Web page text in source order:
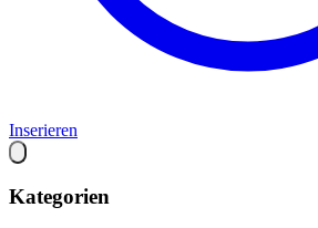
Inserieren
Kategorien